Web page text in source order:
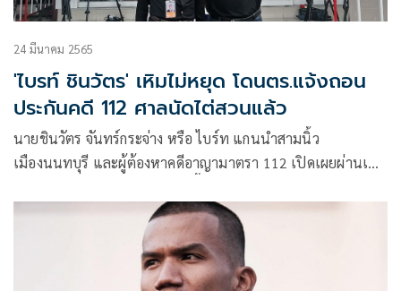
24 มีนาคม 2565
'ไบรท์ ชินวัตร' เหิมไม่หยุด โดนตร.แจ้งถอน
ประกันคดี 112 ศาลนัดไต่สวนแล้ว
นายชินวัตร จันทร์กระจ่าง หรือ ไบร์ท แกนนำสามนิ้ว
เมืองนนทบุรี และผู้ต้องหาคดีอาญามาตรา 112 เปิดเผยผ่านเฟ
นนทบุรี ลงวันที่ 21 มีนาคม 2565 โดยพนักงานสอบสวน
สภ.เมืองนนทบุรี ขอให้ตนไปไต่สวนคำร้องเพิกถอนสัญญา